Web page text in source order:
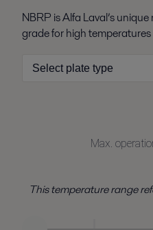
NBRP is Alfa Laval’s
grade for high temperatures
Max.
This temperature range